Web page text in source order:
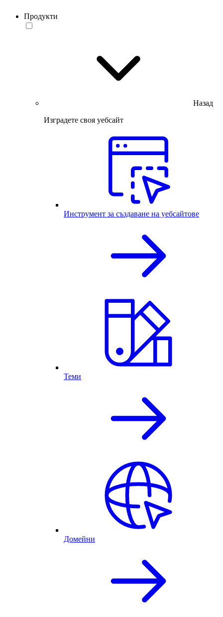
Продукти
Назад
Изградете своя уебсайт
Инструмент за създаване на уебсайтове
Теми
Домейни